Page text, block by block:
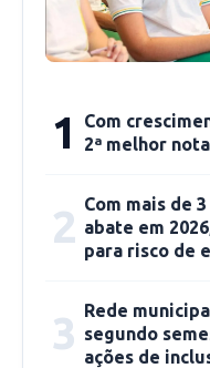
idoso, Passe livre
autista e PCD,
Também foram
com o PROCON,
Secretaria de
arterial, teste
distribuição de
1
Com
2ª melhor
2 Com mais de
abate em
para risco de
3 Rede
segundo
ações de